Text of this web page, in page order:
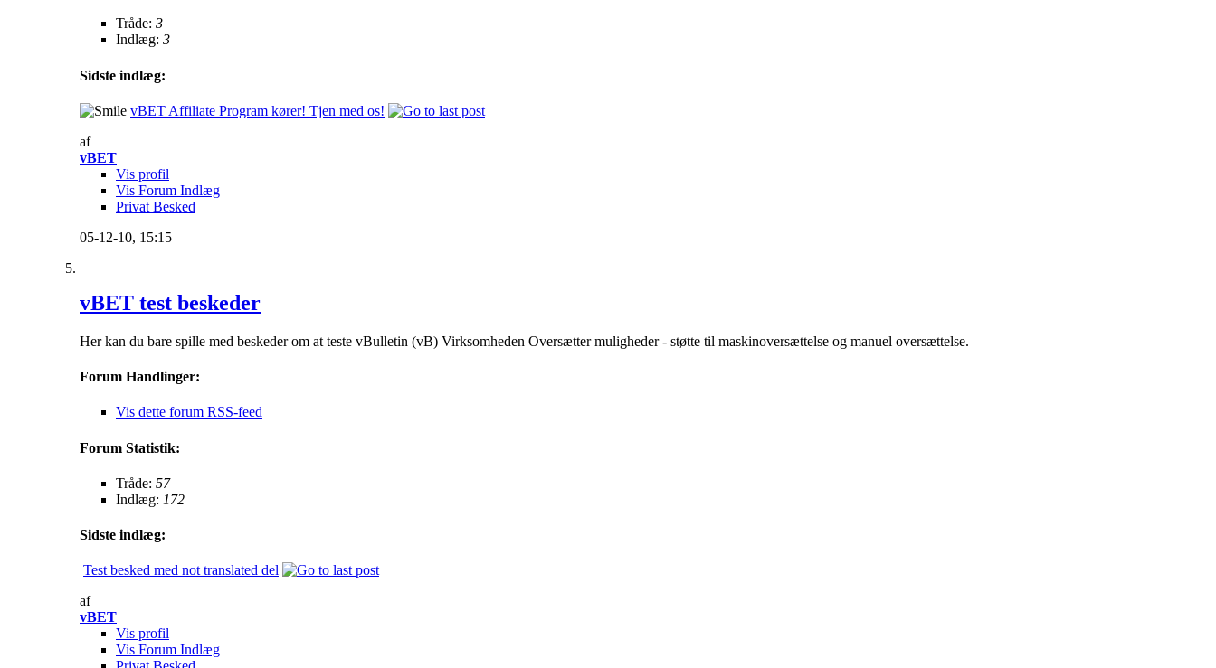
Tråde: 3
Indlæg: 3
Sidste indlæg:
vBET Affiliate Program kører! Tjen med os!
af
vBET
Vis profil
Vis Forum Indlæg
Privat Besked
05-12-10, 15:15
vBET test beskeder
Her kan du bare spille med beskeder om at teste vBulletin (vB) Virksomheden Oversætter muligheder - støtte til maskinoversættelse og manuel oversættelse.
Forum Handlinger:
Vis dette forum RSS-feed
Forum Statistik:
Tråde: 57
Indlæg: 172
Sidste indlæg:
Test besked med not translated del
af
vBET
Vis profil
Vis Forum Indlæg